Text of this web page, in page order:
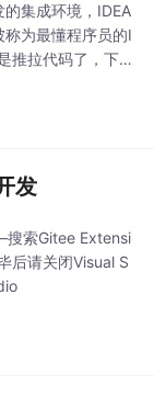
集成环境，IDEA
为最懂程序员的I
推拉代码了，下
发
索Gitee Extensi
后请关闭Visual S